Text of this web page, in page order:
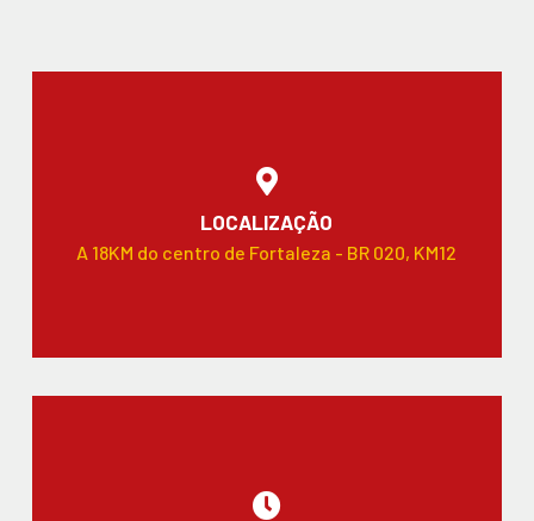
LOCALIZAÇÃO
A 18KM do centro de Fortaleza - BR 020, KM12